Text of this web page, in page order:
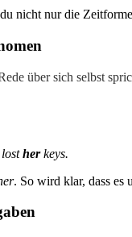
nicht nur die
über sich selbst
herkeys.
. So wird klar, dass es